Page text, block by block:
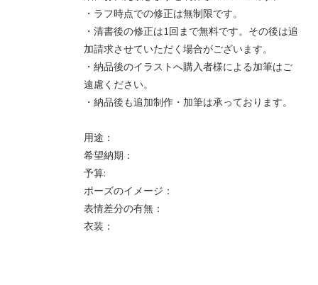
・ラフ時点での修正は無制限です。
・清書後の修正は1回まで無料です。その後は追
加請求させていただく場合がございます。
・納品後のイラストへ購入者様による加筆はご
遠慮ください。
・納品後も追加制作・加筆は承っております。
用途：
希望納期：
予算:
ポーズのイメージ：
表情差分の有無：
衣装：